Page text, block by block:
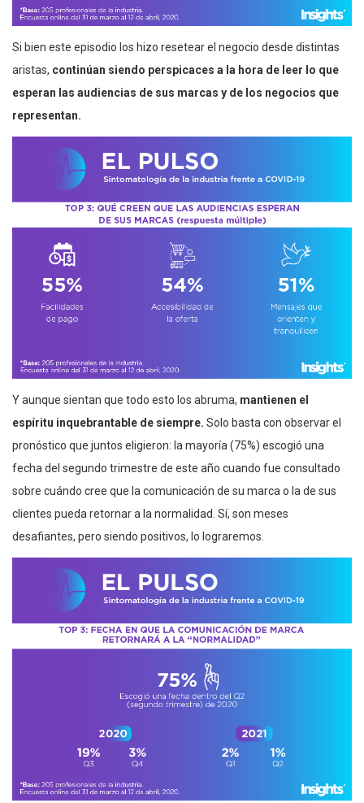
Si bien este episodio los hizo resetear el negocio desde distintas
aristas, continúan siendo perspicaces a la hora de leer lo que
esperan las audiencias de sus marcas y de los negocios que
representan.
Y aunque sientan que todo esto los abruma, mantienen el
espíritu inquebrantable de siempre. Solo basta con observar el
pronóstico que juntos eligieron: la mayoría (75%) escogió una
fecha del segundo trimestre de este año cuando fue consultado
sobre cuándo cree que la comunicación de su marca o la de sus
clientes pueda retornar a la normalidad. Sí, son meses
desafiantes, pero siendo positivos, lo lograremos.